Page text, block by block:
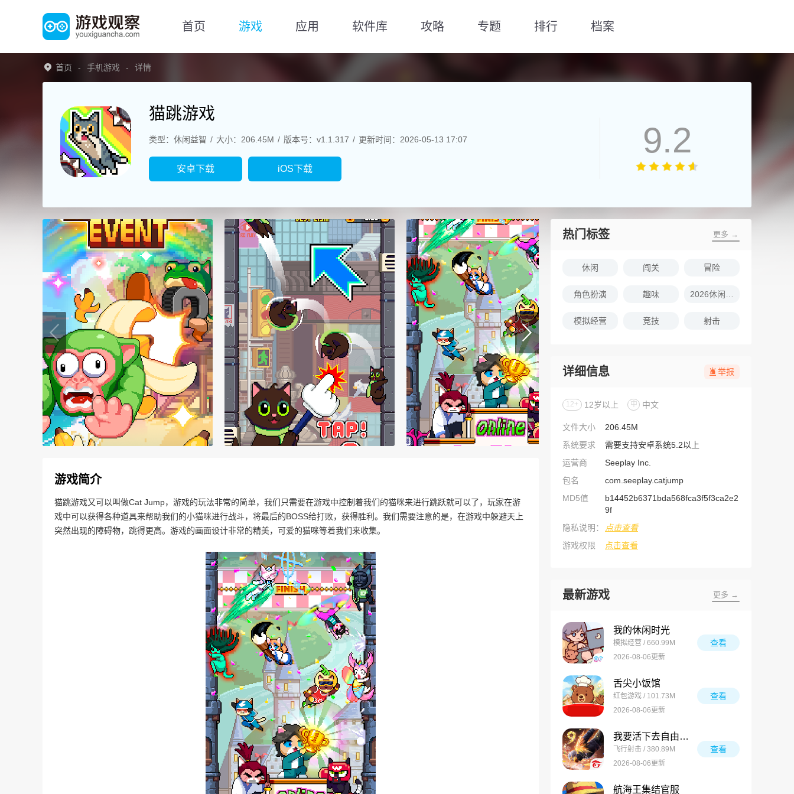
首页 游戏 应用 软件库 攻略 专题 排行 档案
首页 手机游戏 详情
猫跳游戏
类型：休闲益智 大小：206.45M 版本号：v1.1.317 更新时间：2026-05-13 17:07
安卓下载 iOS下载
9.2
游戏简介
猫跳游戏又可以叫做Cat Jump，游戏的玩法非常的简单，我们只需要在游戏中控制着我们的猫咪来进行跳跃就可以了，玩家在游
戏中可以获得各种道具来帮助我们的小猫咪进行战斗，将最后的BOSS给打败，获得胜利。我们需要注意的是，在游戏中躲避天上
突然出现的障碍物，跳得更高。游戏的画面设计非常的精美，可爱的猫咪等着我们来收集。
热门标签 更多 →
休闲 闯关 冒险
角色扮演 趣味
模拟经营 竞技 射击
详细信息 举报
12+ 12岁以上 中 中文
文件大小
206.45M
系统要求
需要支持安卓系统5.2以上
运营商
Seeplay Inc.
包名
com.seeplay.catjump
MD5值
b14452b6371bda568fca3f5f3ca2e2
9f
隐私说明：
点击查看
游戏权限
点击查看
最新游戏 更多 →
我的休闲时光
模拟经营 / 660.99M
2026-08-06更新
查看
舌尖小饭馆
红包游戏 / 101.73M
2026-08-06更新
查看
我要活下去自由之火
飞行射击 / 380.89M
2026-08-06更新
查看
航海王集结官服